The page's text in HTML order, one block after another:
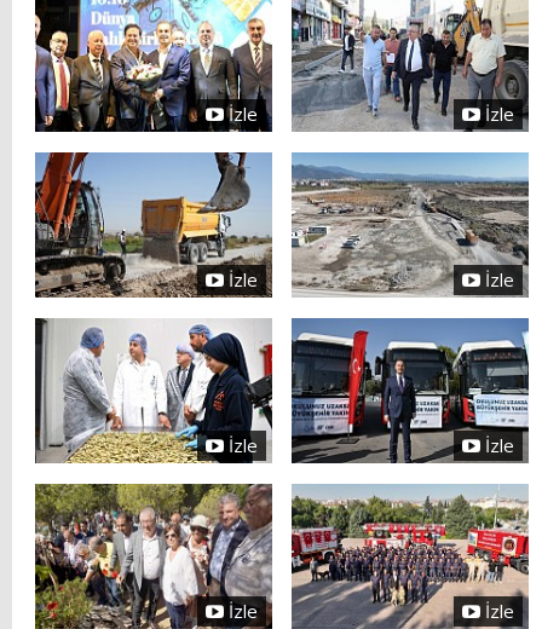
İzle İzle
İzle İzle
İzle İzle
İzle İzle